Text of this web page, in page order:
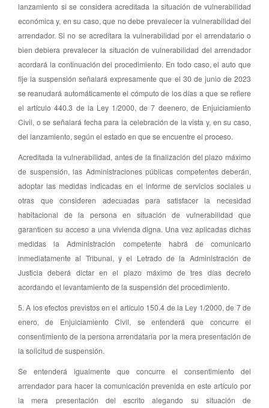
lanzamiento si se considera acreditada la situación de vulnerabilidad
económica y, en su caso, que no debe prevalecer la vulnerabilidad del
arrendador. Si no se acreditara la vulnerabilidad por el arrendatario o
bien debiera prevalecer la situación de vulnerabilidad del arrendador
acordará la continuación del procedimiento. En todo caso, el auto que
fije la suspensión señalará expresamente que el 30 de junio de 2023
se reanudará automáticamente el cómputo de los días a que se refiere
el artículo 440.3 de la Ley 1/2000, de 7 deenero, de Enjuiciamiento
Civil, o se señalará fecha para la celebración de la vista y, en su caso,
del lanzamiento, según el estado en que se encuentre el proceso.
Acreditada la vulnerabilidad, antes de la finalización del plazo máximo
de suspensión, las Administraciones públicas competentes deberán,
adoptar las medidas indicadas en el informe de servicios sociales u
otras que consideren adecuadas para satisfacer la necesidad
habitacional de la persona en situación de vulnerabilidad que
garanticen su acceso a una vivienda digna. Una vez aplicadas dichas
medidas la Administración competente habrá de comunicarlo
inmediatamente al Tribunal, y el Letrado de la Administración de
Justicia deberá dictar en el plazo máximo de tres días decreto
acordando el levantamiento de la suspensión del procedimiento.
5. A los efectos previstos en el artículo 150.4 de la Ley 1/2000, de 7 de
enero, de Enjuiciamiento Civil, se entenderá que concurre el
consentimiento de la persona arrendataria por la mera presentación de
la solicitud de suspensión.
Se entenderá igualmente que concurre el consentimiento del
arrendador para hacer la comunicación prevenida en este artículo por
la mera presentación del escrito alegando su situación de